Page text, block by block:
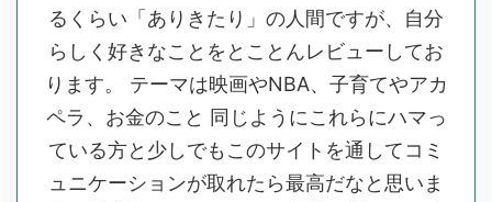
るくらい「ありきたり」の人間ですが、自分
らしく好きなことをとことんレビューしてお
ります。 テーマは映画やNBA、子育てやアカ
ペラ、お金のこと 同じようにこれらにハマっ
ている方と少しでもこのサイトを通してコミ
ュニケーションが取れたら最高だなと思いま